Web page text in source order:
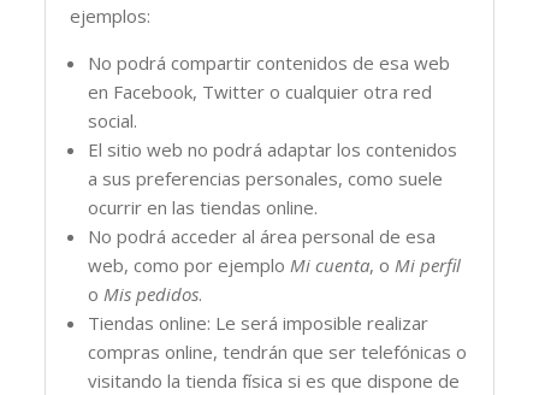
ejemplos:
No podrá compartir contenidos de esa web
en Facebook, Twitter o cualquier otra red
social.
El sitio web no podrá adaptar los contenidos
a sus preferencias personales, como suele
ocurrir en las tiendas online.
No podrá acceder al área personal de esa
web, como por ejemplo Mi cuenta, o Mi perfil
o Mis pedidos.
Tiendas online: Le será imposible realizar
compras online, tendrán que ser telefónicas o
visitando la tienda física si es que dispone de